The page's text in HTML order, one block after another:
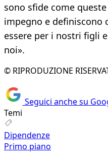
sono sfide come
impegno e definiscono
essere per i nostri figli
noi».
© RIPRODUZIONE
Seguici anche su
Temi
Dipendenze
Primo piano